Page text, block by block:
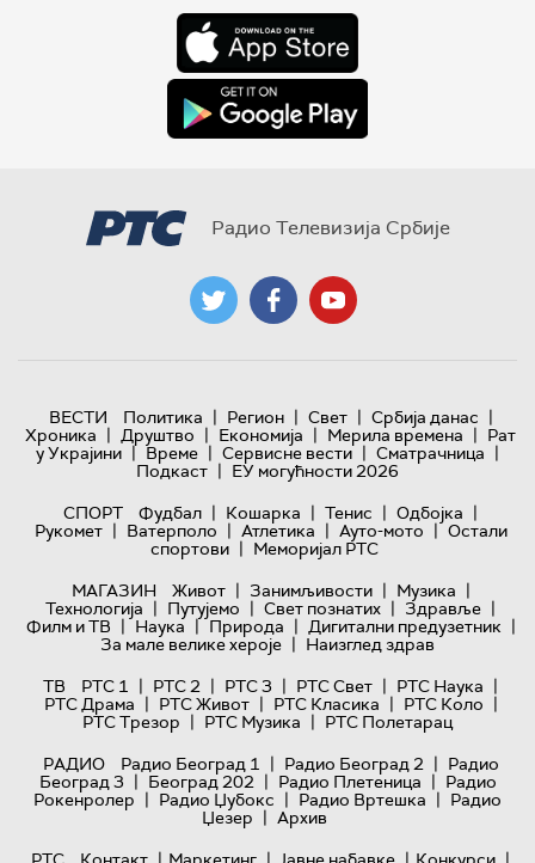
Радио Телевизија Србије
ВЕСТИ Политика | Регион | Свет | Србија данас |
Хроника | Друштво | Економија | Мерила времена | Рат
у Украјини | Време | Сервисне вести | Сматрачница |
Подкаст | ЕУ могућности 2026
СПОРТ
Фудбал | Кошарка | Тенис | Одбојка |
Рукомет | Ватерполо | Атлетика | Ауто-мото | Остали
спортови | Меморијал РТС
МАГАЗИН
Живот | Занимљивости | Музика |
Технологијa | Путујемо | Свет познатих | Здравље |
Филм и ТВ | Наука | Природа | Дигитални предузетник |
За мале велике хероје | Наизглед здрав
ТВ
РТС 1 | РТС 2 | РТС 3 | РТС Свет | РТС Наука |
РТС Драма | РТС Живот | РТС Класика | РТС Коло |
РТС Трезор | РТС Музика | РТС Полетарац
РАДИО
Радио Београд 1 | Радио Београд 2 | Радио
Београд 3 | Београд 202 | Радио Плетеница | Радио
Рокенролер | Радио Џубокс | Радио Вртешка | Радио
Џезер | Архив